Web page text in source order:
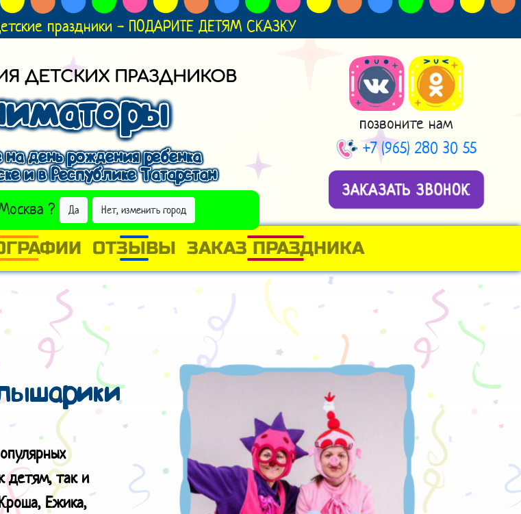
праздники - ПОДАРИТЕ ДЕТЯМ СКАЗКУ
ДЕТСКИХ ПРАЗДНИКОВ
день рождения ребенка
и в Республике Татарстан
? Да Нет, изменить город
ДРУГОЙ ГОРОД
позвоните нам
+7 (965) 280 30 55
ЗАКАЗАТЬ ЗВОНОК
ОТЗЫВЫ ЗАКАЗ ПРАЗДНИКА
детям, так и
Ежика,